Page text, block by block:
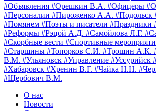
#Объявления #Орешкин В.А. #Офицеры
#Персоналии #Пироженко А.А. #Подольск
#Помянем #Поэты и писатели #Праздники
#Реформы #Рэцой А.Д. #Самойлова Л.Г.
#Скорбные вести #Спортивные
#Старшины #Топорков С.И. #Трошин А.К.
В.М. #Ульяновск #Управление #Уссурийск
#Хабаровск #Хренин В.Г. #Чайка Н.Н.
#Щербович В.М.
О нас
Новости